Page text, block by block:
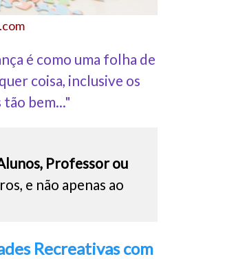
é como uma folha de
coisa, inclusive os
bem..."
Professor ou
e não apenas ao
Recreativas com